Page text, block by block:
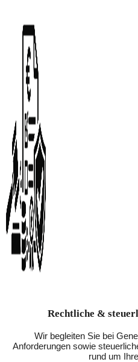
Rechtliche &
Wir begleiten Sie bei
Anforderungen sowie
rund um